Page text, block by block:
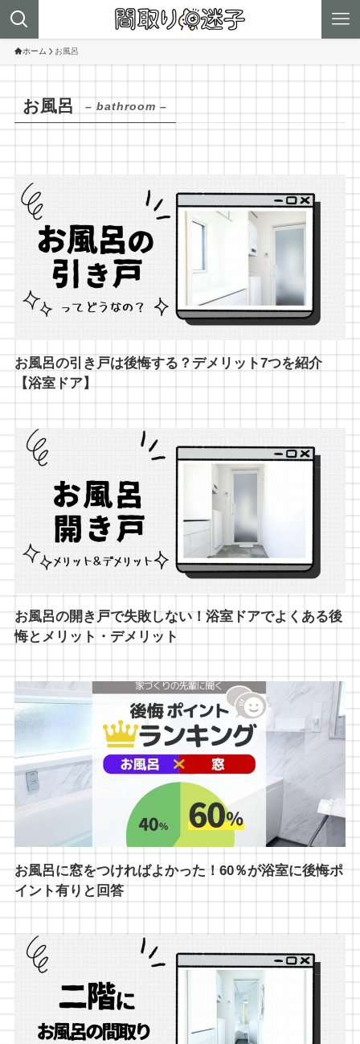
ホーム お風呂
お風呂 – bathroom –
お風呂の引き戸は後悔する？デメリット7つを紹介
【浴室ドア】
お風呂の開き戸で失敗しない！浴室ドアでよくある後
悔とメリット・デメリット
お風呂に窓をつければよかった！60％が浴室に後悔ポ
イント有りと回答